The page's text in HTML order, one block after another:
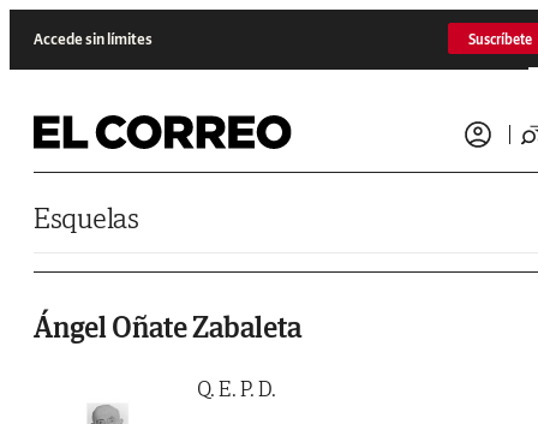
Accede sin límites Suscríbete
Esquelas
Ángel Oñate Zabaleta
Q. E. P. D.